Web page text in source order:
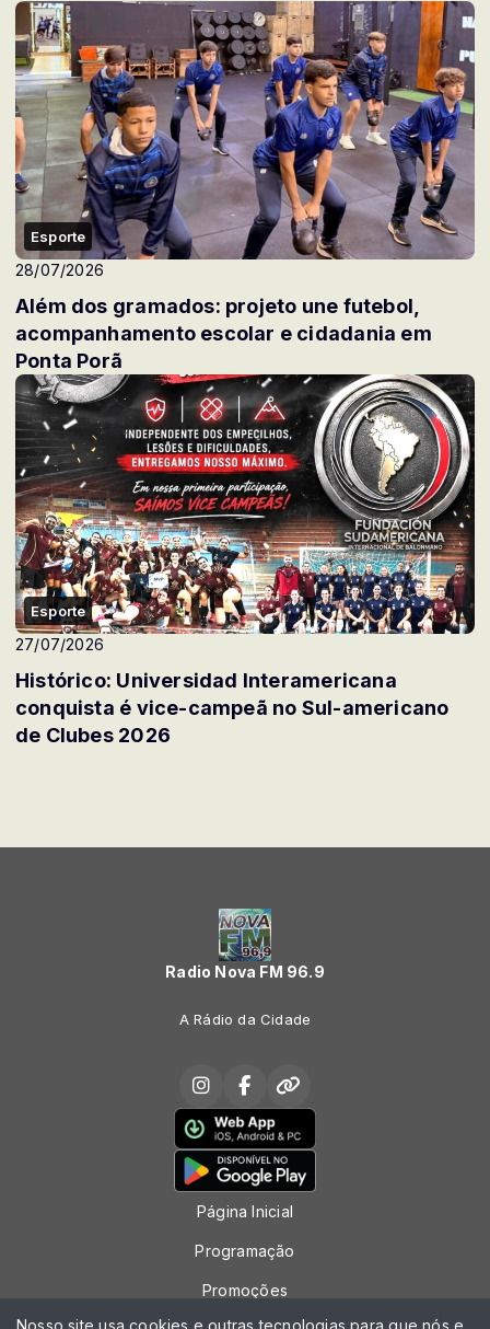
Esporte
28/07/2026
Além dos gramados: projeto une futebol,
acompanhamento escolar e cidadania em
Ponta Porã
Esporte
27/07/2026
Histórico: Universidad Interamericana
conquista é vice-campeã no Sul-americano
de Clubes 2026
Radio Nova FM 96.9
A Rádio da Cidade
Página Inicial
Programação
Promoções
Nosso site usa cookies e outras tecnologias para que nós e